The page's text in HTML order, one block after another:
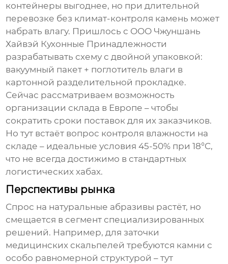
контейнеры выгоднее, но при длительной
перевозке без климат-контроля камень может
набрать влагу. Пришлось с ООО Чжуншань
Хайвэй Кухонные Принадлежности
разрабатывать схему с двойной упаковкой:
вакуумный пакет + поглотитель влаги в
картонной разделительной прокладке.
Сейчас рассматриваем возможность
организации склада в Европе – чтобы
сократить сроки поставок для их заказчиков.
Но тут встаёт вопрос контроля влажности на
складе – идеальные условия 45-50% при 18°C,
что не всегда достижимо в стандартных
логистических хабах.
Перспективы рынка
Спрос на натуральные абразивы растёт, но
смещается в сегмент специализированных
решений. Например, для заточки
медицинских скальпелей требуются камни с
особо равномерной структурой – тут